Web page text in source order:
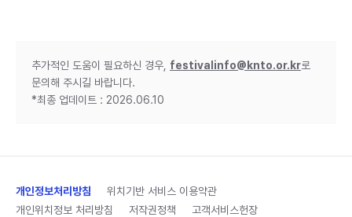
추가적인 도움이 필요하신 경우, festivalinfo@knto.or.kr로
문의해 주시길 바랍니다.
*최종 업데이트 : 2026.06.10
개인정보처리방침
위치기반 서비스 이용약관
개인위치정보 처리방침
저작권정책 고객서비스헌장